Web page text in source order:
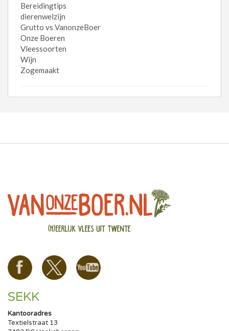
Bereidingtips
dierenwelzijn
Grutto vs VanonzeBoer
Onze Boeren
Vleessoorten
Wijn
Zogemaakt
SEKK
Kantooradres
Textielstraat 13